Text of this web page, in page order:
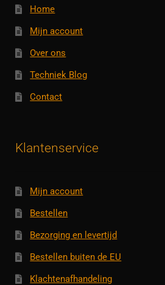
Home
Mijn account
Over ons
Techniek Blog
Contact
Klantenservice
Mijn account
Bestellen
Bezorging en levertijd
Bestellen buiten de EU
Klachtenafhandeling